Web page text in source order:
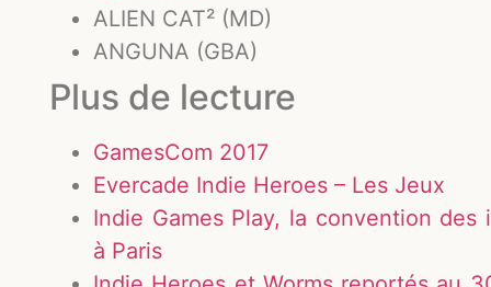
ALIEN CAT² (MD)
ANGUNA (GBA)
Plus de lecture
GamesCom 2017
Evercade Indie Heroes – Les Jeux
Indie Games Play, la convention des
à Paris